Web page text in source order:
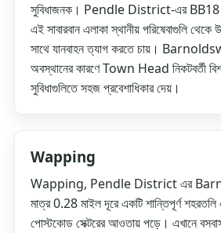
সুবিধাজনক। Pendle District-এর BB18 5
এই সাবারবান এলাকা স্থানীয় পরিষেবাগুলি থেকে
সাথে যানবাহন ত্যাগ করতে চায়।
অবস্থানের কারণে Town Head নিকটবর্তী
সুবিধাগুলিতে সহজ প্রবেশাধিকার দেয়।
Wapping
Wapping, Pendle District এর
মাত্র 0.28 মাইল দূরে একটি শান্তিপূর্ণ
পোস্টকোড সেক্টরের আওতায় পড়ে। এখানে